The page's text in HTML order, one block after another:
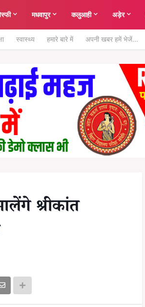
मधवापुर कलुआही अड़ेर
स्वास्थ्य हमारे बारे में अपनी खबर हमें भेजें...
श्रीकांत